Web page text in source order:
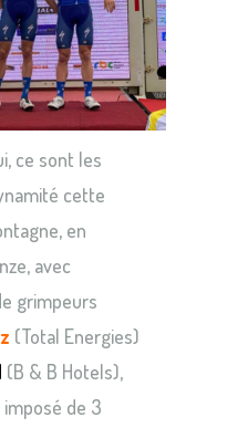
ce sont les
cette
en
avec
grimpeurs
(Total Energies)
(B & B Hotels),
de 3